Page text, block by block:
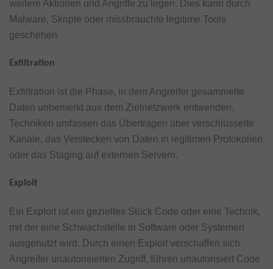
weitere Aktionen und Angriffe zu legen. Dies kann durch
Malware, Skripte oder missbrauchte legitime Tools
geschehen.
Exfiltration
Exfiltration ist die Phase, in dem Angreifer gesammelte
Daten unbemerkt aus dem Zielnetzwerk entwenden.
Techniken umfassen das Übertragen über verschlüsselte
Kanäle, das Verstecken von Daten in legitimen Protokollen
oder das Staging auf externen Servern.
Exploit
Ein Exploit ist ein gezieltes Stück Code oder eine Technik,
mit der eine Schwachstelle in Software oder Systemen
ausgenutzt wird. Durch einen Exploit verschaffen sich
Angreifer unautorisierten Zugriff, führen unautorisiert Code